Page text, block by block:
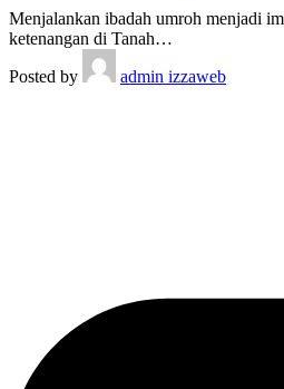
Menjalankan ibadah umroh menjadi
ketenangan di Tanah…
Posted by
admin izzaweb